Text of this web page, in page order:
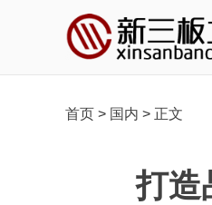
首页 > 国内 > 正文
打造